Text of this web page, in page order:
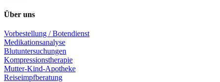
Über uns
Vorbestellung / Botendienst
Medikationsanalyse
Blutuntersuchungen
Kompressionstherapie
Mutter-Kind-Apotheke
Reiseimpfberatung